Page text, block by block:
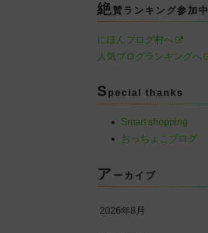
絶賛ランキング参加中
にほんブログ村へ
人気ブログランキングへ
S pecial thanks
Smart shopping
おっちょこブログ
ア ーカイブ
2026年8月